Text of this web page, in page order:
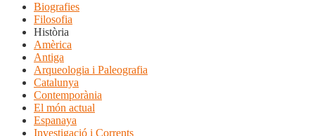
Biografies
Filosofia
Història
Amèrica
Antiga
Arqueologia i Paleografia
Catalunya
Contemporània
El món actual
Espanaya
Investigació i Corrents